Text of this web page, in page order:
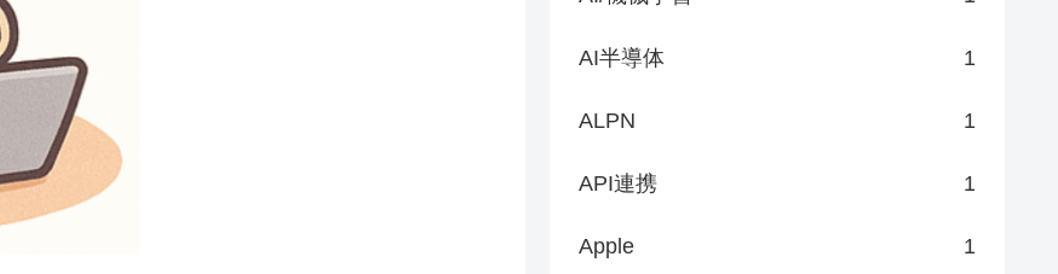
AI半導体 1
ALPN 1
API連携 1
Apple 1